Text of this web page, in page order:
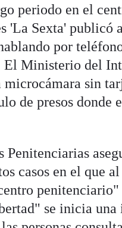
periodo en el
'La Sexta' publicó
por
El Ministerio del
sin
de presos donde
casos en el que
penitenciario"
se inicia